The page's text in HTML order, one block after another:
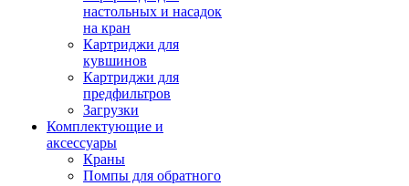
настольных и насадок
на кран
Картриджи для
кувшинов
Картриджи для
предфильтров
Загрузки
Комплектующие и
аксессуары
Краны
Помпы для обратного